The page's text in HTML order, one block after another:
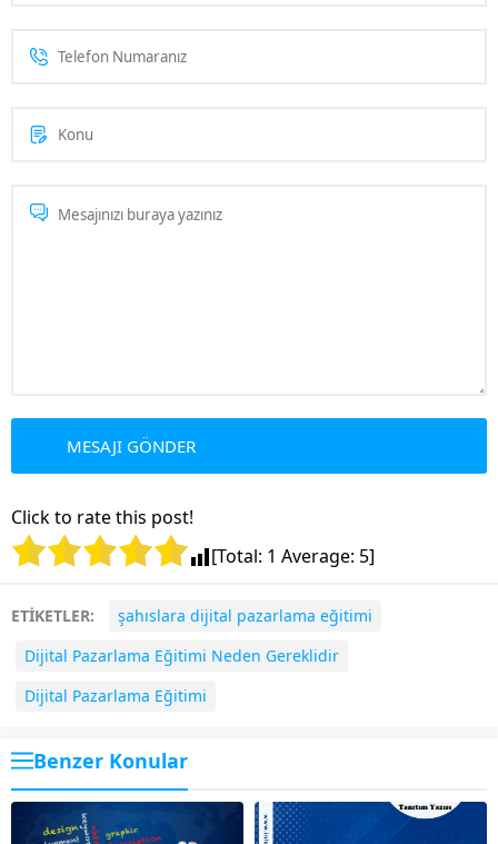
Click to rate this post!
[Total: 1 Average: 5]
ETİKETLER:
şahıslara dijital pazarlama eğitimi
Dijital Pazarlama Eğitimi Neden Gereklidir
Dijital Pazarlama Eğitimi
Benzer Konular